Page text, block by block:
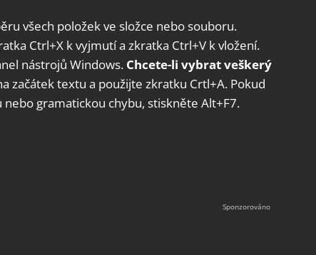
všech položek ve složce nebo souboru.
Ctrl+X k vyjmutí a zkratka Ctrl+V k vložení.
nástrojů Windows. Chcete-li vybrat veškerý
začátek textu a použijte zkratku Crtl+A. Pokud
gramatickou chybu, stiskněte Alt+F7.